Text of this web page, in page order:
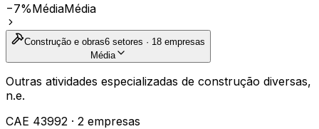
−7%MédiaMédia
Construção e obras6 setores · 18 empresas
Média
Outras atividades especializadas de construção diversas,
n.e.
CAE 43992 · 2 empresas